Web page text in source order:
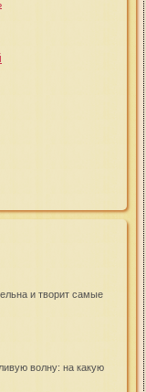
и творит самые
волну: на какую